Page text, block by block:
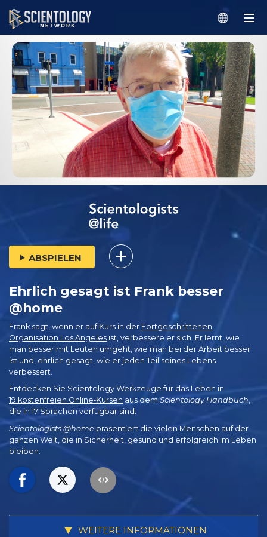
ABSPIELEN
Ehrlich gesagt ist Frank besser
@home
Frank sagt, wenn er auf Kurs in der Fortgeschrittenen
Organisation Los Angeles ist, verbessere er sich. Er lernt, wie
man besser mit Leuten umgeht, wie man bei der Arbeit besser
ist und, ehrlich gesagt, wie er jeden Teil seines Lebens
verbessert.
Entdecken Sie Scientology Werkzeuge für das Leben in
19 kostenfreien Online‑Kursen aus dem Scientology Handbuch,
die in 17 Sprachen verfügbar sind.
Scientologists @home präsentiert die vielen Menschen auf der
ganzen Welt, die in Sicherheit, gesund und erfolgreich im Leben
bleiben.
WEITERE INFORMATIONEN